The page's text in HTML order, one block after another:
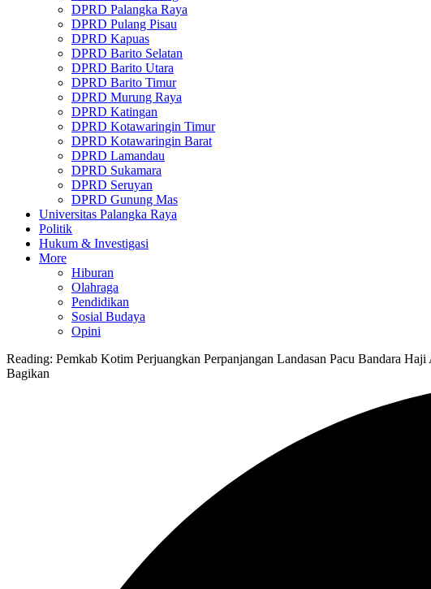
DPRD Palangka Raya
DPRD Pulang Pisau
DPRD Kapuas
DPRD Barito Selatan
DPRD Barito Utara
DPRD Barito Timur
DPRD Murung Raya
DPRD Katingan
DPRD Kotawaringin Timur
DPRD Kotawaringin Barat
DPRD Lamandau
DPRD Sukamara
DPRD Seruyan
DPRD Gunung Mas
Universitas Palangka Raya
Politik
Hukum & Investigasi
More
Hiburan
Olahraga
Pendidikan
Sosial Budaya
Opini
Reading: Pemkab Kotim Perjuangkan Perpanjangan Landasan Pacu Bandara Haji
Bagikan